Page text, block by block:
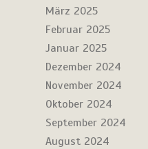
März 2025
Februar 2025
Januar 2025
Dezember 2024
November 2024
Oktober 2024
September 2024
August 2024